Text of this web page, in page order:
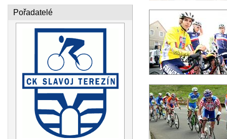
Pořadatelé